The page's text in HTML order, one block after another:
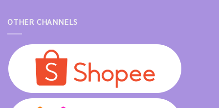
OTHER CHANNELS